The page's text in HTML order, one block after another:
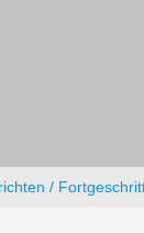
/